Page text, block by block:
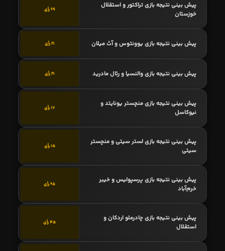
پیش بینی نتیجه بازی تراکتور و استقلال
خوزستان
69 رأی
پیش بینی نتیجه بازی یوونتوس و آث میلان 21 رأی
پیش بینی نتیجه بازی والنسیا و رئال مادرید 21 رأی
پیش بینی نتیجه بازی منچستر یونایتد و
نیوکاسل
17 رأی
پیش بینی نتیجه بازی لستر سیتی و منچستر
سیتی
15 رأی
پیش بینی نتیجه بازی پرسپولیس و خیبر
خرم‌آباد
65 رأی
پیش بینی نتیجه بازی چادرملو اردکان و
استقلال
45 رأی